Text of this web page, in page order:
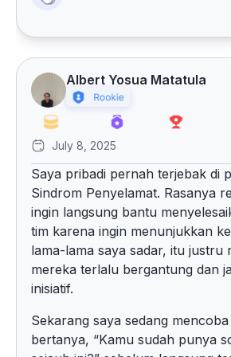
Albert Yosua Matatula
July 8, 2025
Saya pribadi pernah terjebak di
Sindrom Penyelamat. Rasanya
ingin langsung bantu
tim karena ingin menunjukkan
lama-lama saya sadar, itu justru
mereka terlalu bergantung dan
inisiatif.
Sekarang saya sedang
bertanya, “Kamu sudah punya